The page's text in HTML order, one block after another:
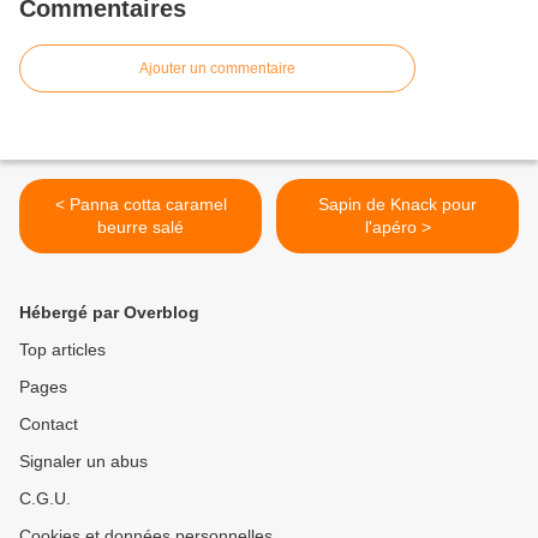
Commentaires
Ajouter un commentaire
< Panna cotta caramel
beurre salé
Sapin de Knack pour
l'apéro >
Hébergé par Overblog
Top articles
Pages
Contact
Signaler un abus
C.G.U.